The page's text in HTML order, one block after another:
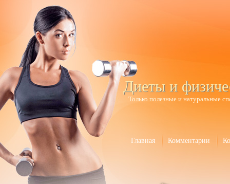
Диеты и
Только полезные и натуральные
Главная Комментарии